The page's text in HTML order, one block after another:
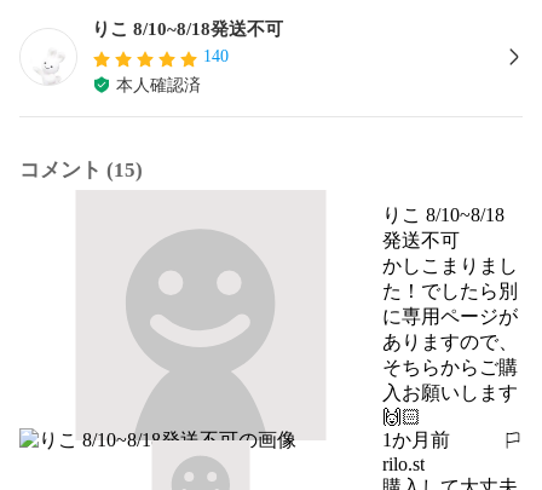
りこ 8/10~8/18発送不可
140
本人確認済
コメント (15)
りこ 8/10~8/18
発送不可
かしこまりまし
た！でしたら別
に専用ページが
ありますので、
そちらからご購
入お願いします
🙌🏻
1か月前
報告する
rilo.st